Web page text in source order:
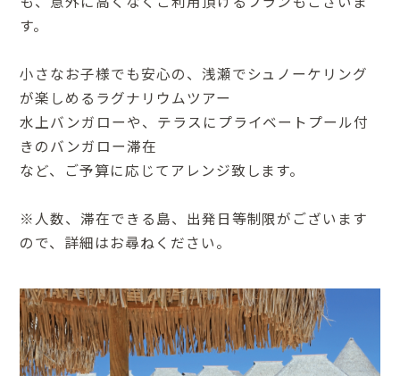
す。
小さなお子様でも安心の、浅瀬でシュノーケリング
が楽しめるラグナリウムツアー
水上バンガローや、テラスにプライベートプール付
きのバンガロー滞在
など、ご予算に応じてアレンジ致します。
※人数、滞在できる島、出発日等制限がございます
ので、詳細はお尋ねください。